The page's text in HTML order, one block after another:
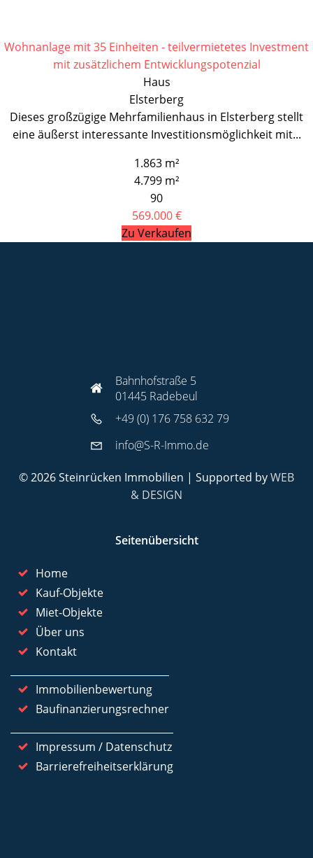
Wohnanlage mit 35 Einheiten - teilvermietetes Investment
mit zusätzlichem Entwicklungspotenzial
Haus
Elsterberg
Dieses großzügige Mehrfamilienhaus in Elsterberg stellt
eine äußerst interessante Investitionsmöglichkeit mit...
1.863 m²
4.799 m²
90
569.000 €
Zu Verkaufen
Bahnhofstraße 5
01445 Radebeul
+49 (0) 176 758 632 79
info@S-R-Immo.de
© 2026 Steinrücken Immobilien | Supported byWEB
& DESIGN
Seitenübersicht
Home
Kauf-Objekte
Miet-Objekte
Über uns
Kontakt
Immobilienbewertung
Baufinanzierungsrechner
Impressum / Datenschutz
Barrierefreiheitserklärung